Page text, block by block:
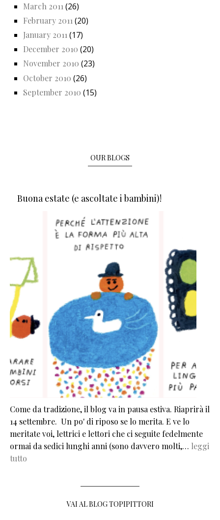
March 2011 (26)
February 2011 (20)
January 2011 (17)
December 2010 (20)
November 2010 (23)
October 2010 (26)
September 2010 (15)
OUR BLOGS
Buona estate (e ascoltate i bambini)!
Come da tradizione, il blog va in pausa estiva. Riaprirà il
14 settembre. Un po' di riposo se lo merita. E ve lo
meritate voi, lettrici e lettori che ci seguite fedelmente
ormai da sedici lunghi anni (sono davvero molti,… leggi
tutto
VAI AL BLOG TOPIPITTORI